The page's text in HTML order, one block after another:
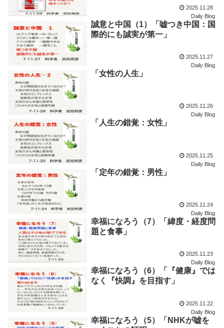
2025.11.28
Daily Blog
誠意と中国（1）「嘘つき中国：国
際的にも誠実が第一」
2025.11.27
Daily Blog
「女性の人生」
2025.11.26
Daily Blog
「人生の錯覚：女性」
2025.11.25
Daily Blog
「定年の錯覚：男性」
2025.11.24
Daily Blog
幸福になろう（7）「緯度・経度問
題と食事」
2025.11.23
Daily Blog
幸福になろう（6）「『健康』では
なく『快調』を目指す」
2025.11.22
Daily Blog
幸福になろう（5）「NHKが嘘を